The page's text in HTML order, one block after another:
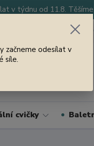
v týdnu od 11.8.
Jsme tu pro
cvičky
začneme odesílat v
síle.